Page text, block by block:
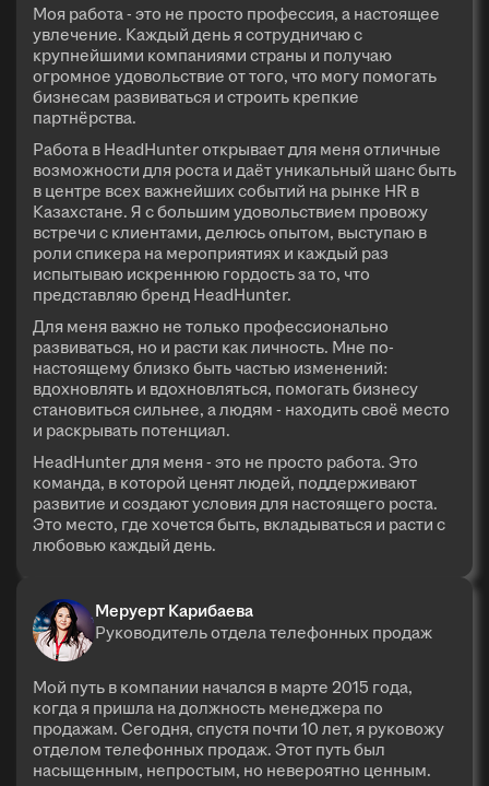
Моя работа - это не просто профессия, а настоящее
увлечение. Каждый день я сотрудничаю с
крупнейшими компаниями страны и получаю
огромное удовольствие от того, что могу помогать
бизнесам развиваться и строить крепкие
партнёрства.
Работа в HeadHunter открывает для меня отличные
возможности для роста и даёт уникальный шанс быть
в центре всех важнейших событий на рынке HR в
Казахстане. Я с большим удовольствием провожу
встречи с клиентами, делюсь опытом, выступаю в
роли спикера на мероприятиях и каждый раз
испытываю искреннюю гордость за то, что
представляю бренд HeadHunter.
Для меня важно не только профессионально
развиваться, но и расти как личность. Мне по-
настоящему близко быть частью изменений:
вдохновлять и вдохновляться, помогать бизнесу
становиться сильнее, а людям - находить своё место
и раскрывать потенциал.
HeadHunter для меня - это не просто работа. Это
команда, в которой ценят людей, поддерживают
развитие и создают условия для настоящего роста.
Это место, где хочется быть, вкладываться и расти с
любовью каждый день.
Меруерт Карибаева
Руководитель отдела телефонных продаж
Мой путь в компании начался в марте 2015 года,
когда я пришла на должность менеджера по
продажам. Сегодня, спустя почти 10 лет, я руковожу
отделом телефонных продаж. Этот путь был
насыщенным, непростым, но невероятно ценным.